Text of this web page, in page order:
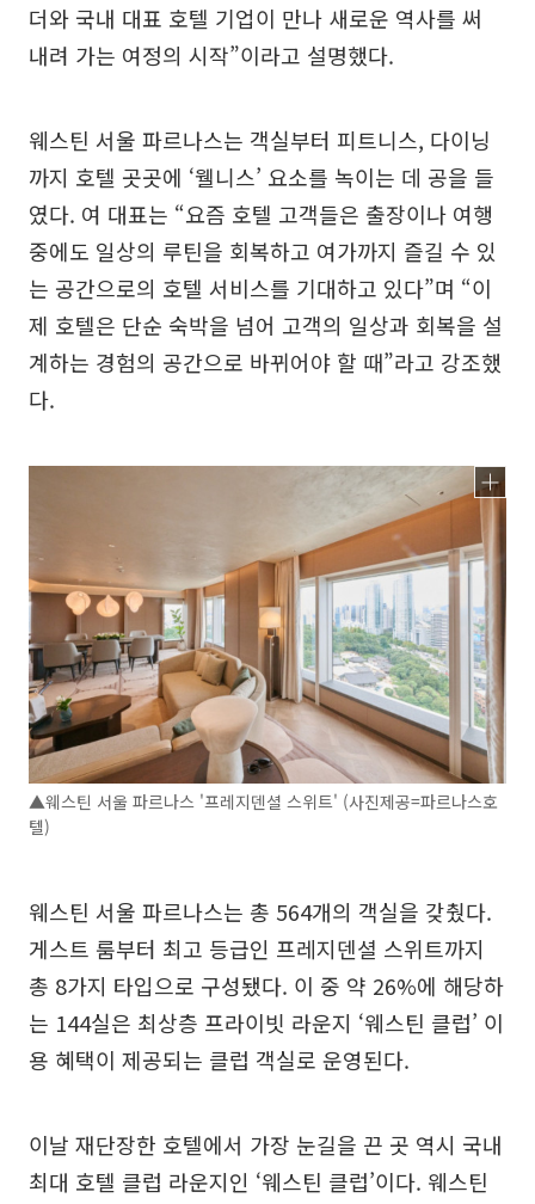
더와 국내 대표 호텔 기업이 만나 새로운 역사를 써
내려 가는 여정의 시작”이라고 설명했다.
웨스틴 서울 파르나스는 객실부터 피트니스, 다이닝
까지 호텔 곳곳에 ‘웰니스’ 요소를 녹이는 데 공을 들
였다. 여 대표는 “요즘 호텔 고객들은 출장이나 여행
중에도 일상의 루틴을 회복하고 여가까지 즐길 수 있
는 공간으로의 호텔 서비스를 기대하고 있다”며 “이
제 호텔은 단순 숙박을 넘어 고객의 일상과 회복을 설
계하는 경험의 공간으로 바뀌어야 할 때”라고 강조했
다.
▲웨스틴 서울 파르나스 '프레지덴셜 스위트' (사진제공=파르나스호
텔)
웨스틴 서울 파르나스는 총 564개의 객실을 갖췄다.
게스트 룸부터 최고 등급인 프레지덴셜 스위트까지
총 8가지 타입으로 구성됐다. 이 중 약 26%에 해당하
는 144실은 최상층 프라이빗 라운지 ‘웨스틴 클럽’ 이
용 혜택이 제공되는 클럽 객실로 운영된다.
이날 재단장한 호텔에서 가장 눈길을 끈 곳 역시 국내
최대 호텔 클럽 라운지인 ‘웨스틴 클럽’이다. 웨스틴